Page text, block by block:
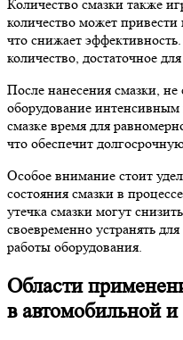
Количество смазки также
количество может
что снижает
количество, достаточное
После нанесения смазки, не
оборудование интенсивным
смазке время для
что обеспечит
Особое внимание стоит
состояния смазки в
утечка смазки могут
своевременно устранять
работы оборудования.
Области
в автомобильной